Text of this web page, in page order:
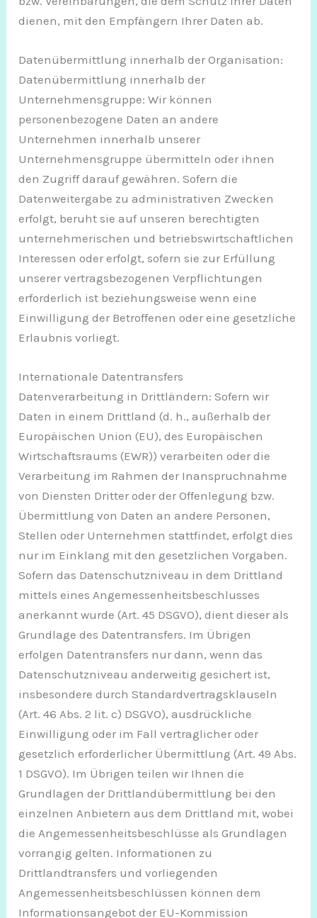
dienen, mit den Empfängern Ihrer Daten ab.
Datenübermittlung innerhalb der Organisation:
Datenübermittlung innerhalb der
Unternehmensgruppe: Wir können
personenbezogene Daten an andere
Unternehmen innerhalb unserer
Unternehmensgruppe übermitteln oder ihnen
den Zugriff darauf gewähren. Sofern die
Datenweitergabe zu administrativen Zwecken
erfolgt, beruht sie auf unseren berechtigten
unternehmerischen und betriebswirtschaftlichen
Interessen oder erfolgt, sofern sie zur Erfüllung
unserer vertragsbezogenen Verpflichtungen
erforderlich ist beziehungsweise wenn eine
Einwilligung der Betroffenen oder eine gesetzliche
Erlaubnis vorliegt.
Internationale Datentransfers
Datenverarbeitung in Drittländern: Sofern wir
Daten in einem Drittland (d. h., außerhalb der
Europäischen Union (EU), des Europäischen
Wirtschaftsraums (EWR)) verarbeiten oder die
Verarbeitung im Rahmen der Inanspruchnahme
von Diensten Dritter oder der Offenlegung bzw.
Übermittlung von Daten an andere Personen,
Stellen oder Unternehmen stattfindet, erfolgt dies
nur im Einklang mit den gesetzlichen Vorgaben.
Sofern das Datenschutzniveau in dem Drittland
mittels eines Angemessenheitsbeschlusses
anerkannt wurde (Art. 45 DSGVO), dient dieser als
Grundlage des Datentransfers. Im Übrigen
erfolgen Datentransfers nur dann, wenn das
Datenschutzniveau anderweitig gesichert ist,
insbesondere durch Standardvertragsklauseln
(Art. 46 Abs. 2 lit. c) DSGVO), ausdrückliche
Einwilligung oder im Fall vertraglicher oder
gesetzlich erforderlicher Übermittlung (Art. 49 Abs.
1 DSGVO). Im Übrigen teilen wir Ihnen die
Grundlagen der Drittlandübermittlung bei den
einzelnen Anbietern aus dem Drittland mit, wobei
die Angemessenheitsbeschlüsse als Grundlagen
vorrangig gelten. Informationen zu
Drittlandtransfers und vorliegenden
Angemessenheitsbeschlüssen können dem
Informationsangebot der EU-Kommission